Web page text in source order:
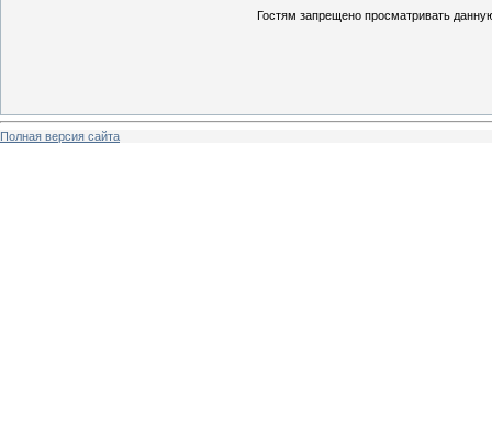
Гостям запрещено просматривать
Полная версия сайта